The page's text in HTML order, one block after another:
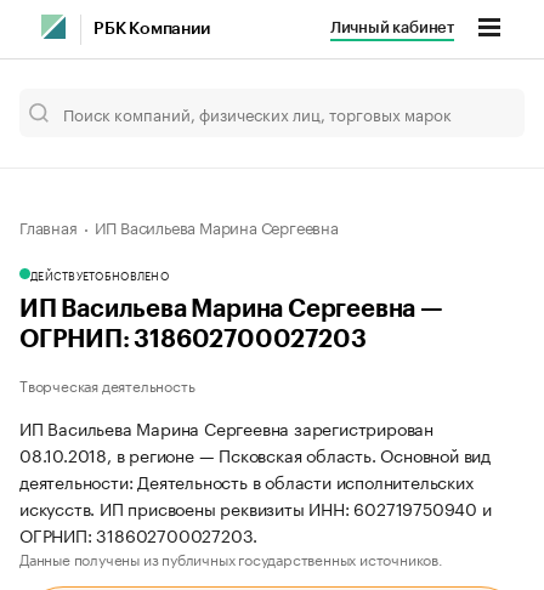
РБК Компании Личный кабинет
Главная ИП Васильева Марина Сергеевна
ДЕЙСТВУЕТОБНОВЛЕНО
ИП Васильева Марина Сергеевна —
ОГРНИП: 318602700027203
Творческая деятельность
ИП Васильева Марина Сергеевна зарегистрирован
08.10.2018, в регионе — Псковская область. Основной вид
деятельности: Деятельность в области исполнительских
искусств. ИП присвоены реквизиты ИНН: 602719750940 и
ОГРНИП: 318602700027203.
Данные получены из публичных государственных источников.